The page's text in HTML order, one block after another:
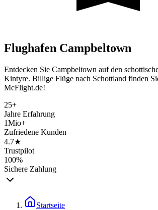
Flughafen Campbeltown
Entdecken Sie Campbeltown auf den
Kintyre. Billige Flüge nach Schottland finden
McFlight.de!
25+
Jahre Erfahrung
1Mio+
Zufriedene Kunden
4.7★
Trustpilot
100%
Sichere Zahlung
Startseite